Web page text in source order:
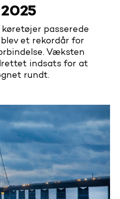
passerede
et rekordår for
Væksten
indsats for at
rundt.